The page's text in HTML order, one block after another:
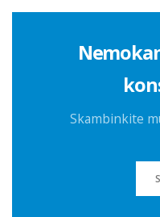
Skambinkite